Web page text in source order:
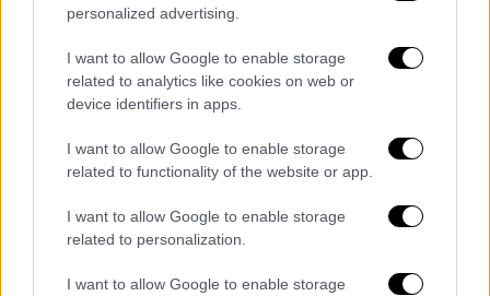
personalized advertising.
I want to allow Google to enable storage
related to analytics like cookies on web or
device identifiers in apps.
I want to allow Google to enable storage
related to functionality of the website or app.
I want to allow Google to enable storage
related to personalization.
I want to allow Google to enable storage
28.06.2024 10:20
Κλέλια Ανδριολάτου: Τι αποκάλυψε για
το τέλος του Maestro - Η δύσκολη
εμπειρία της με το μόντελινγκ